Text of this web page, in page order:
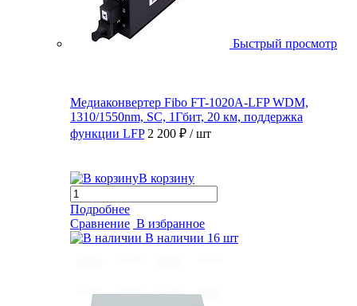
Быстрый просмотр
Медиаконвертер Fibo FT-1020A-LFP WDM,
1310/1550nm, SC, 1Гбит, 20 км, поддержка
функции LFP 2 200 ₽ / шт
В корзину
Подробнее
Сравнение В избранное
В наличии 16 шт